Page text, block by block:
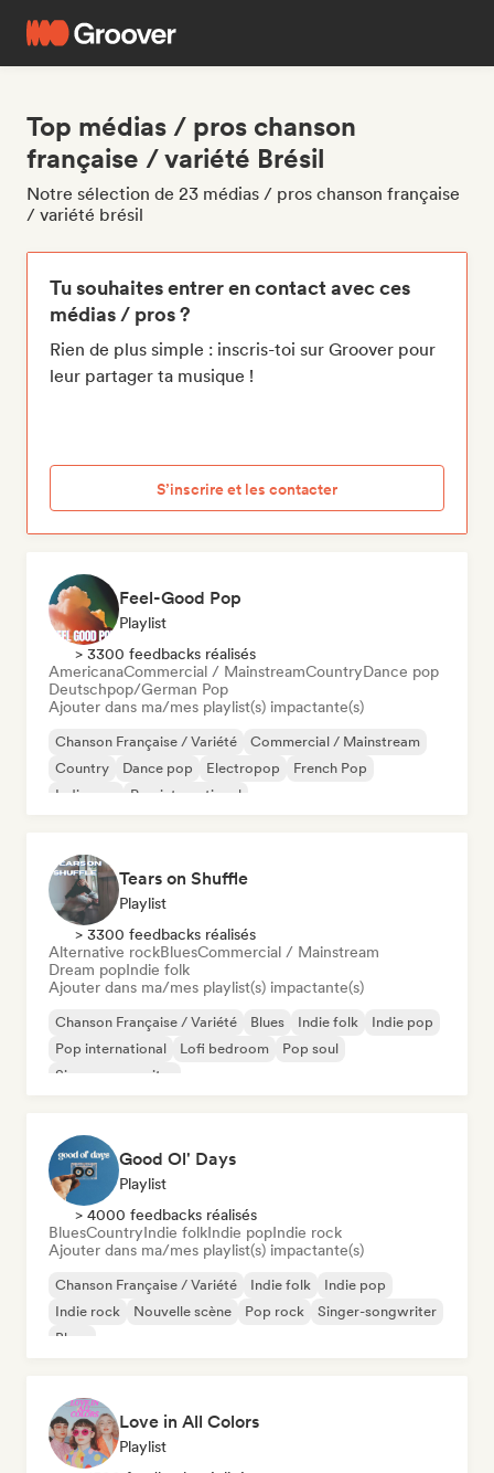
Top médias / pros chanson
française / variété Brésil
Notre sélection de 23 médias / pros chanson française
/ variété brésil
Tu souhaites entrer en contact avec ces
médias / pros ?
Rien de plus simple : inscris-toi sur Groover pour
leur partager ta musique !
S’inscrire et les contacter
Feel-Good Pop
Playlist
> 3300 feedbacks réalisés
AmericanaCommercial / MainstreamCountryDance pop
Deutschpop/German Pop
Ajouter dans ma/mes playlist(s) impactante(s)
Chanson Française / Variété
Commercial / Mainstream
Country
Dance pop Electropop
French Pop
Indie pop
Pop international
Tears on Shuffle
Playlist
> 3300 feedbacks réalisés
Alternative rockBluesCommercial / Mainstream
Dream popIndie folk
Ajouter dans ma/mes playlist(s) impactante(s)
Chanson Française / Variété Blues Indie folk
Indie pop
Pop international
Lofi bedroom
Pop soul
Singer-songwriter
Good Ol' Days
Playlist
> 4000 feedbacks réalisés
BluesCountryIndie folkIndie popIndie rock
Ajouter dans ma/mes playlist(s) impactante(s)
Chanson Française / Variété Indie folk
Indie pop
Indie rock
Nouvelle scène Pop rock
Singer-songwriter
Blues
Love in All Colors
Playlist